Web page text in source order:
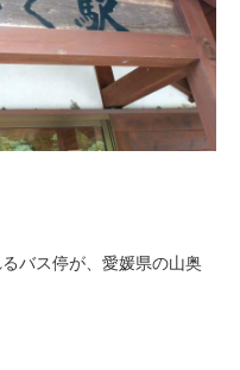
バス停が、愛媛県の山奥